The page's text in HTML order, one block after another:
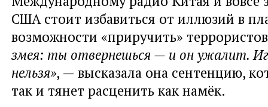
США стоит избавиться от иллюзий в
возможности «приручить»
змея: ты отвернешься — и он ужалит.
нельзя», — высказала она сентенцию,
так и тянет расценить как намёк.